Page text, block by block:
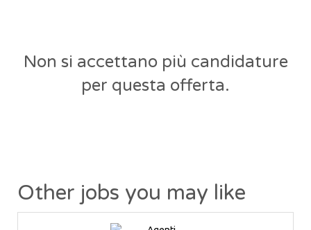
Non si accettano più candidature
per questa offerta.
Other jobs you may like